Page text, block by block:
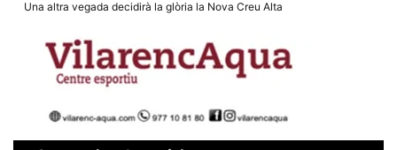
Una altra vegada decidirà la glòria la Nova Creu Alta
rebutja
funcionalitats
desapareixeran
Màrqueting